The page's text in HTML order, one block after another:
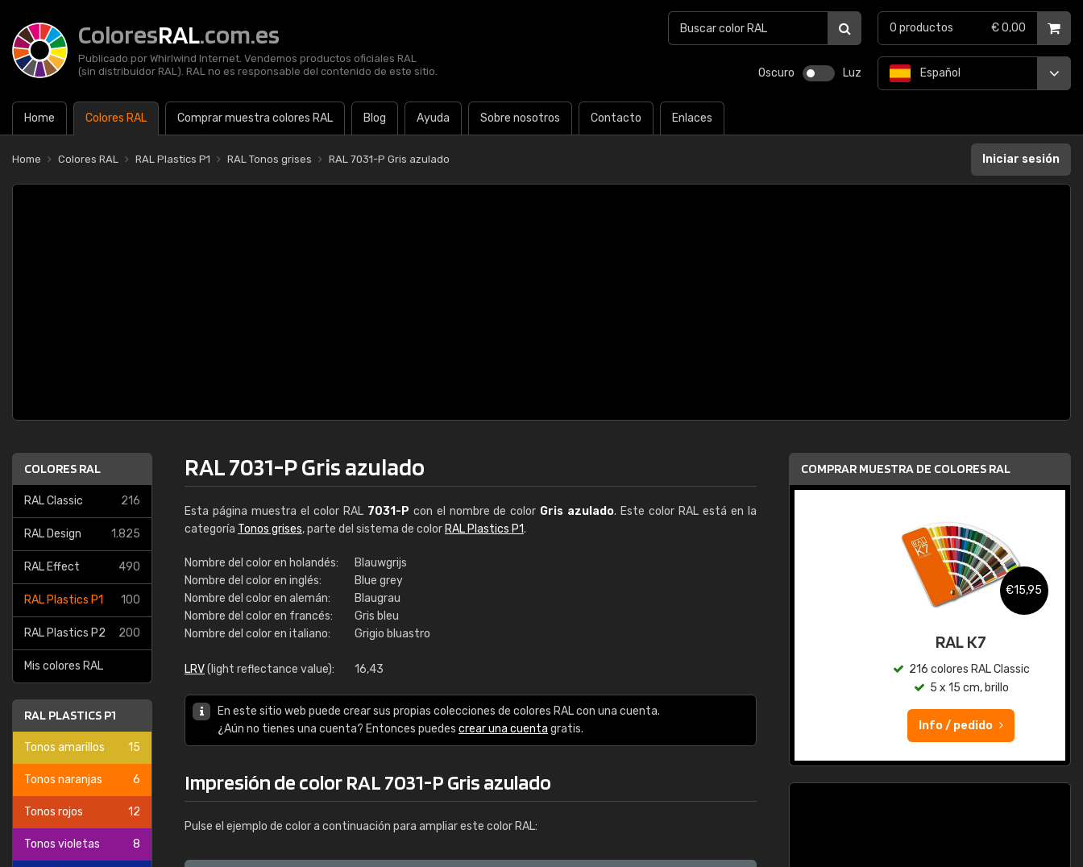
ColoresRAL.com.es
Publicado por Whirlwind Internet. Vendemos productos oficiales RAL
(sin distribuidor RAL). RAL no es responsable del contenido de este sitio.
Oscuro Luz
Home Colores RAL Comprar muestra colores RAL Blog Ayuda Sobre nosotros Contacto Enlaces
Español
0 productos € 0,00
Home Colores RAL RAL Plastics P1 RAL Tonos grises RAL 7031-P Gris azulado Iniciar sesión
COLORES RAL
RAL Classic 216
RAL Design 1.825
RAL Effect 490
RAL Plastics P1 100
RAL Plastics P2 200
Mis colores RAL
RAL PLASTICS P1
Tonos amarillos 15
Tonos naranjas 6
Tonos rojos 12
Tonos violetas 8
RAL 7031-P Gris azulado
Esta página muestra el color RAL 7031-P con el nombre de color Gris azulado. Este color RAL está en la
categoría Tonos grises, parte del sistema de color RAL Plastics P1.
Nombre del color en holandés:
Blauwgrijs
Nombre del color en inglés:
Blue grey
Nombre del color en alemán:
Blaugrau
Nombre del color en francés:
Gris bleu
Nombre del color en italiano:
Grigio bluastro
LRV(light reflectance value): 16,43
En este sitio web puede crear sus propias colecciones de colores RAL con una cuenta.
¿Aún no tienes una cuenta? Entonces puedes crear una cuenta gratis.
Impresión de color RAL 7031-P Gris azulado
Pulse el ejemplo de color a continuación para ampliar este color RAL:
COMPRAR MUESTRA DE COLORES RAL
€15,95
RAL K7
216 colores RAL Classic
5 x 15 cm, brillo
Info / pedido